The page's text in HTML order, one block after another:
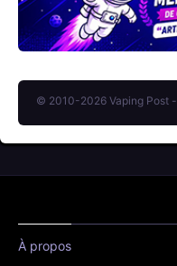
© 2010-2026 Vaping Post -
À propos